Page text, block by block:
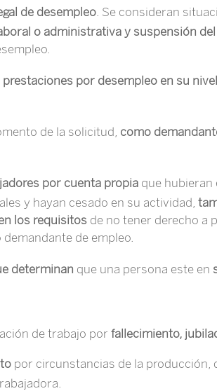
de desempleo. Se consideran
o administrativa y suspensión
prestaciones por desempleo en su
de la solicitud, como
por cuenta propiaque hubieran
y hayan cesado en su actividad,
los requisitosde no tener derecho a
de empleo.
determinan que una persona este en
de trabajo por fallecimiento,
por circunstancias de la